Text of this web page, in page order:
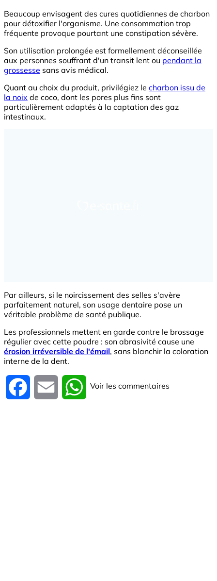
Beaucoup envisagent des cures quotidiennes de charbon
pour détoxifier l'organisme. Une consommation trop
fréquente provoque pourtant une constipation sévère.
Son utilisation prolongée est formellement déconseillée
aux personnes souffrant d'un transit lent ou pendant la
grossesse sans avis médical.
Quant au choix du produit, privilégiez le charbon issu de
la noix de coco, dont les pores plus fins sont
particulièrement adaptés à la captation des gaz
intestinaux.
Par ailleurs, si le noircissement des selles s'avère
parfaitement naturel, son usage dentaire pose un
véritable problème de santé publique.
Les professionnels mettent en garde contre le brossage
régulier avec cette poudre : son abrasivité cause une
érosion irréversible de l'émail, sans blanchir la coloration
interne de la dent.
Facebook Email WhatsApp
Voir les commentaires